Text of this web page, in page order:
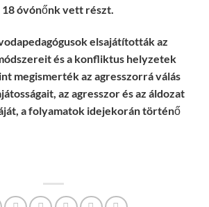
óvónőnk vett részt.
elsajátították az
és a konfliktus helyzetek
megismerték az agresszorrá válás
az agresszor és az áldozat
a folyamatok idejekorán történő